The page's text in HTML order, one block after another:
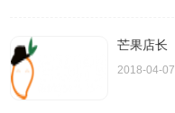
芒果店长
2018-04-07